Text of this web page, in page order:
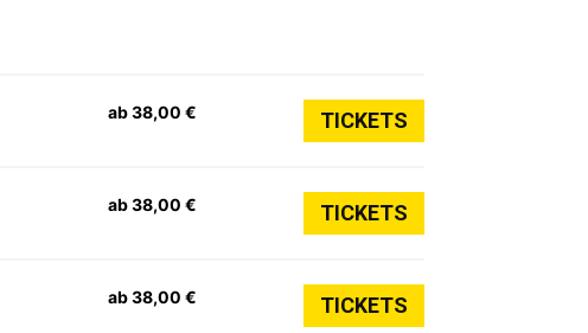
ab 38,00 € TICKETS
ab 38,00 € TICKETS
ab 38,00 € TICKETS